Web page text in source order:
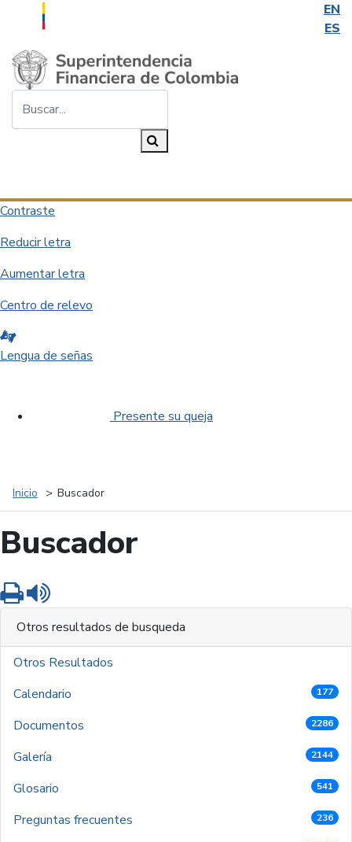
EN
ES
Saltar al contenido principal
Contraste
Reducir letra
Aumentar letra
Centro de relevo
Lengua de señas
Presente su queja
Inicio Buscador
Buscador
Imprimir
Otros resultados de busqueda
Otros Resultados
Calendario
177
Documentos 2286
Galería 2144
Glosario 541
Preguntas frecuentes 236